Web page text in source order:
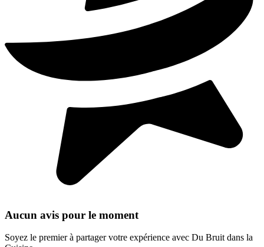
Aucun avis pour le moment
Soyez le premier à partager votre expérience avec Du Bruit dans la